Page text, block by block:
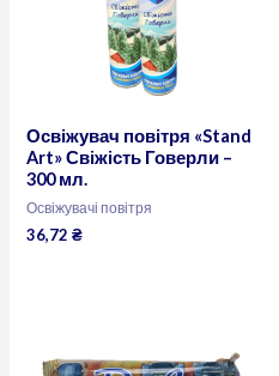
Освіжувач повітря «Stand
Art» Свіжість Говерли –
300 мл.
Освіжувачі повітря
36,72₴